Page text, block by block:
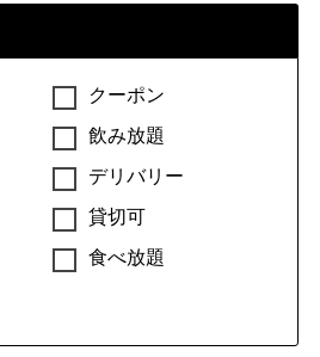
ー（その他）
クーポン
飲み放題
デリバリー
貸切可
食べ放題